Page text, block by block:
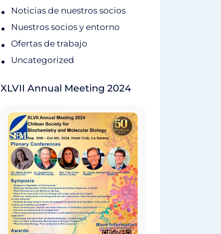
Noticias de nuestros socios
Nuestros socios y entorno
Ofertas de trabajo
Uncategorized
XLVII Annual Meeting 2024